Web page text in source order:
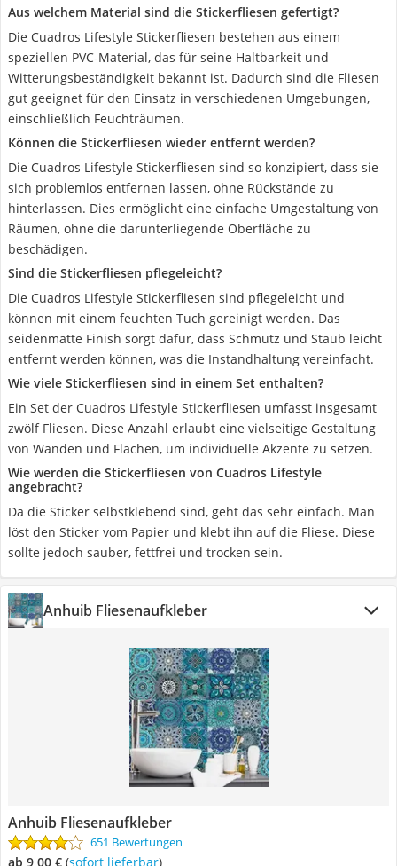
Aus welchem Material sind die Stickerfliesen gefertigt?
Die Cuadros Lifestyle Stickerfliesen bestehen aus einem
speziellen PVC-Material, das für seine Haltbarkeit und
Witterungsbeständigkeit bekannt ist. Dadurch sind die Fliesen
gut geeignet für den Einsatz in verschiedenen Umgebungen,
einschließlich Feuchträumen.
Können die Stickerfliesen wieder entfernt werden?
Die Cuadros Lifestyle Stickerfliesen sind so konzipiert, dass sie
sich problemlos entfernen lassen, ohne Rückstände zu
hinterlassen. Dies ermöglicht eine einfache Umgestaltung von
Räumen, ohne die darunterliegende Oberfläche zu
beschädigen.
Sind die Stickerfliesen pflegeleicht?
Die Cuadros Lifestyle Stickerfliesen sind pflegeleicht und
können mit einem feuchten Tuch gereinigt werden. Das
seidenmatte Finish sorgt dafür, dass Schmutz und Staub leicht
entfernt werden können, was die Instandhaltung vereinfacht.
Wie viele Stickerfliesen sind in einem Set enthalten?
Ein Set der Cuadros Lifestyle Stickerfliesen umfasst insgesamt
zwölf Fliesen. Diese Anzahl erlaubt eine vielseitige Gestaltung
von Wänden und Flächen, um individuelle Akzente zu setzen.
Wie werden die Stickerfliesen von Cuadros Lifestyle
angebracht?
Da die Sticker selbstklebend sind, geht das sehr einfach. Man
löst den Sticker vom Papier und klebt ihn auf die Fliese. Diese
sollte jedoch sauber, fettfrei und trocken sein.
Anhuib Fliesenaufkleber
Anhuib Fliesenaufkleber
651 Bewertungen
ab 9,00 € ( Sofort lieferbar)